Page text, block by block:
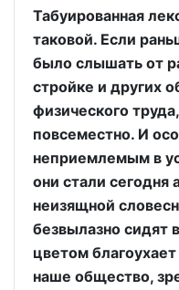
Табуированная
таковой. Если
было слышать от
стройке и других
физического
повсеместно. И
неприемлемым в
они стали
неизящной
безвылазно сидят
цветом
наше общество,